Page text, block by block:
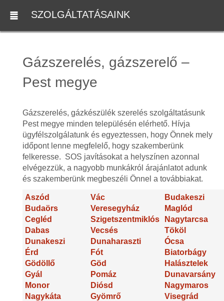
SZOLGÁLTATÁSAINK
Gázszerelés, gázszerelő –
Pest megye
Gázszerelés, gázkészülék szerelés szolgáltatásunk
Pest megye minden településén elérhető. Hívja
ügyfélszolgálatunk és egyeztessen, hogy Önnek mely
időpont lenne megfelelő, hogy szakemberünk
felkeresse. SOS javításokat a helyszínen azonnal
elvégezzük, a nagyobb munkákról árajánlatot adunk
és szakemberünk megbeszéli Önnel a továbbiakat.
Aszód
Budaörs
Cegléd
Dabas
Dunakeszi
Érd
Gödöllő
Gyál
Monor
Nagykáta
Vác
Veresegyház
Szigetszentmiklós
Vecsés
Dunaharaszti
Fót
Göd
Pomáz
Diósd
Gyömrő
Budakeszi
Maglód
Nagytarcsa
Tököl
Ócsa
Biatorbágy
Halásztelek
Dunavarsány
Nagymaros
Visegrád